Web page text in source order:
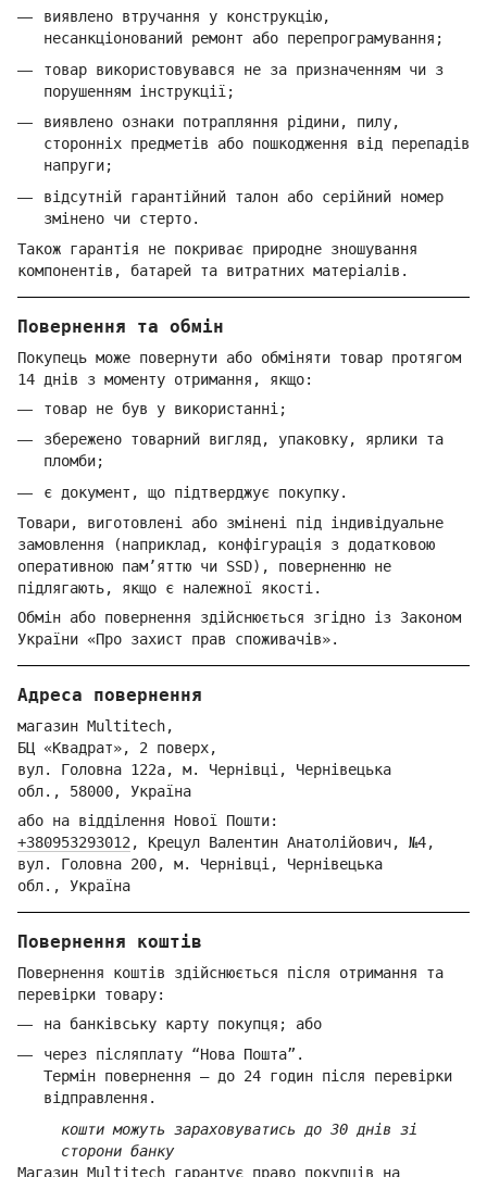
виявлено втручання у конструкцію,
несанкціонований ремонт або перепрограмування;
товар використовувався не за призначенням чи з
порушенням інструкції;
виявлено ознаки потрапляння рідини, пилу,
сторонніх предметів або пошкодження від перепадів
напруги;
відсутній гарантійний талон або серійний номер
змінено чи стерто.
Також гарантія не покриває природне зношування
компонентів, батарей та витратних матеріалів.
Повернення та обмін
Покупець може повернути або обміняти товар протягом
14 днів з моменту отримання, якщо:
товар не був у використанні;
збережено товарний вигляд, упаковку, ярлики та
пломби;
є документ, що підтверджує покупку.
Товари, виготовлені або змінені під індивідуальне
замовлення (наприклад, конфігурація з додатковою
оперативною пам’яттю чи SSD), поверненню не
підлягають, якщо є належної якості.
Обмін або повернення здійснюється згідно із Законом
України «Про захист прав споживачів».
Адреса повернення
магазин Multitech,
БЦ «Квадрат», 2 поверх,
вул. Головна 122а, м. Чернівці, Чернівецька
обл., 58000, Україна
або на відділення Нової Пошти:
+380953293012 , Крецул Валентин Анатолійович, №4,
вул. Головна 200, м. Чернівці, Чернівецька
обл., Україна
Повернення коштів
Повернення коштів здійснюється після отримання та
перевірки товару:
на банківську карту покупця; або
через післяплату “Нова Пошта”.
Термін повернення — до 24 годин після перевірки
відправлення.
кошти можуть зараховуватись до 30 днів зі
сторони банку
Магазин Multitech гарантує право покупців на